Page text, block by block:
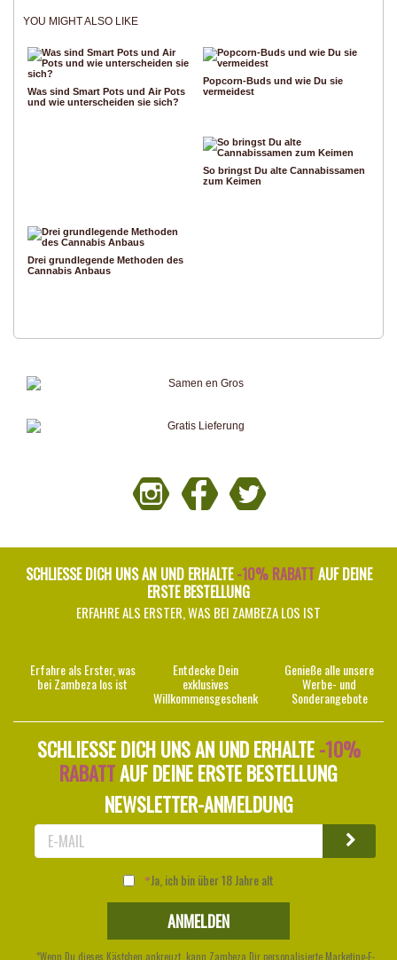
YOU MIGHT ALSO LIKE
Was sind Smart Pots und Air Pots
und wie unterscheiden sie sich?
Popcorn-Buds und wie Du sie
vermeidest
So bringst Du alte Cannabissamen
zum Keimen
Drei grundlegende Methoden des
Cannabis Anbaus
SCHLIESSE DICH UNS AN UND ERHALTE -10% RABATTAUF DEINE
ERSTE BESTELLUNG
ERFAHRE ALS ERSTER, WAS BEI ZAMBEZA LOS IST
Erfahre als Erster, was
bei Zambeza los ist
Entdecke Dein
exklusives
Willkommensgeschenk
Genieße alle unsere
Werbe- und
Sonderangebote
SCHLIESSE DICH UNS AN UND ERHALTE -10%
RABATTAUF DEINE ERSTE BESTELLUNG
NEWSLETTER-ANMELDUNG
Ja, ich bin über 18 Jahre alt
*Wenn Du dieses Kästchen ankreuzt, kann Zambeza Dir personalisierte Marketing-E-